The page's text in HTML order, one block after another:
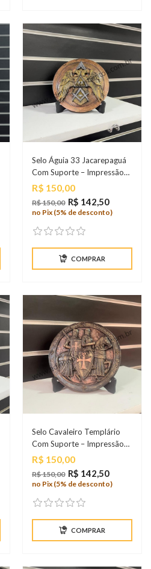
Selo Águia 33 Jacarepaguá
Com Suporte – Impressão
3D
Preço
R$ 150,00
R$ 150,00 R$ 142,50
no Pix (5% de desconto)
COMPRAR
Selo Cavaleiro Templário
Com Suporte – Impressão
3D
Preço
R$ 150,00
R$ 150,00 R$ 142,50
no Pix (5% de desconto)
COMPRAR